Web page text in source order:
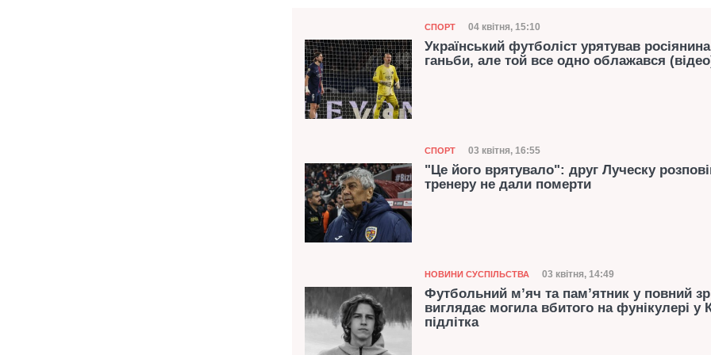
Категорія
СПОРТ Дата публікації
04 квітня, 15:10
Український футболіст урятував
ганьби, але той все одно облажався
Категорія
СПОРТ Дата публікації
03 квітня, 16:55
"Це його врятувало": друг Луческу
тренеру не дали померти
Категорія
НОВИНИ СУСПІЛЬСТВА Дата публікації
03 квітня, 14:49
Футбольний м’яч та пам’ятник у повний
виглядає могила вбитого на фунікулері у
підлітка